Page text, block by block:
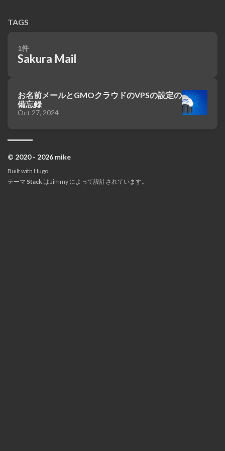
TAGS
1件
Sakura Mail
お名前メールとGMOクラウドのVPSの設定の
備忘録
Oct 27, 2024
© 2020 - 2026 mike
Built with Hugo
テーマ Stack は Jimmy によって設計されています。